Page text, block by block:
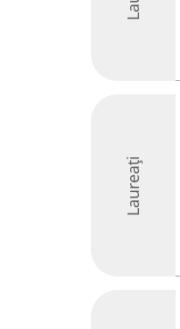
Laureați